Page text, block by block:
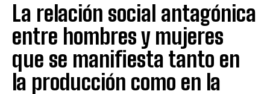
La relación social antagónica
entre hombres y mujeres
que se manifiesta tanto en
la producción como en la